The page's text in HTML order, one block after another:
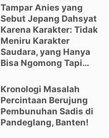
Tampar Anies yang
Sebut Jepang Dahsyat
Karena Karakter: Tidak
Meniru Karakter
Saudara, yang Hanya
Bisa Ngomong Tapi…
Kronologi Masalah
Percintaan Berujung
Pembunuhan Sadis di
Pandeglang, Banten!